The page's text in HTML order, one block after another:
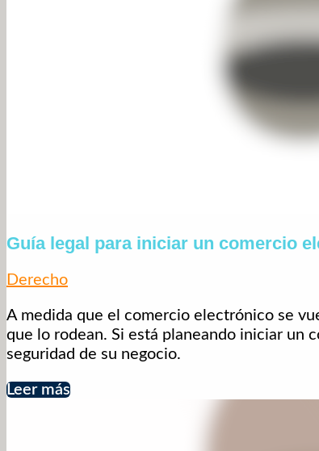
Guía legal para iniciar un comercio
Derecho
A medida que el comercio electrónico se
que lo rodean. Si está planeando iniciar un
seguridad de su negocio.
Leer más